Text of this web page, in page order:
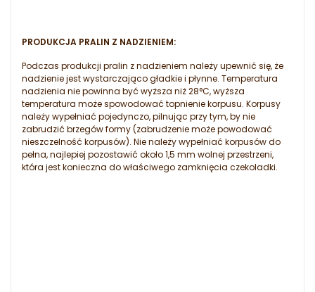
PRODUKCJA PRALIN Z NADZIENIEM:
Podczas produkcji pralin z nadzieniem należy upewnić się, że
nadzienie jest wystarczająco gładkie i płynne. Temperatura
nadzienia nie powinna być wyższa niż 28°C, wyższa
temperatura może spowodować topnienie korpusu. Korpusy
należy wypełniać pojedynczo, pilnując przy tym, by nie
zabrudzić brzegów formy (zabrudzenie może powodować
nieszczelność korpusów). Nie należy wypełniać korpusów do
pełna, najlepiej pozostawić około 1,5 mm wolnej przestrzeni,
która jest konieczna do właściwego zamknięcia czekoladki.